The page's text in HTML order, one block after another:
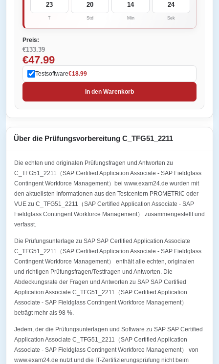
23
T
20
Std
14
Min
24
Sek
Preis:
€133.39
€47.99
Testsoftware€18.99
In den Warenkorb
Über die Prüfungsvorbereitung C_TFG51_2211
Die echten und originalen Prüfungsfragen und Antworten zu
C_TFG51_2211（SAP Certified Application Associate - SAP Fieldglass
Contingent Workforce Management）bei www.exam24.de wurden mit
den aktuellsten Informationen aus den Testcentern PROMETRIC oder
VUE zu C_TFG51_2211（SAP Certified Application Associate - SAP
Fieldglass Contingent Workforce Management） zusammengestellt und
verfasst.
Die Prüfungsunterlage zu SAP SAP Certified Application Associate
C_TFG51_2211（SAP Certified Application Associate - SAP Fieldglass
Contingent Workforce Management） enthält alle echten, originalen
und richtigen Prüfungsfragen/Testfragen und Antworten. Die
Abdeckungsrate der Fragen und Antworten zu SAP SAP Certified
Application Associate C_TFG51_2211（SAP Certified Application
Associate - SAP Fieldglass Contingent Workforce Management）
beträgt mehr als 98 %.
Jedem, der die Prüfungsunterlagen und Software zu SAP SAP Certified
Application Associate C_TFG51_2211（SAP Certified Application
Associate - SAP Fieldglass Contingent Workforce Management） von
www.exam24.de nutzt und die IT-Zertifizierungsprüfung nicht beim